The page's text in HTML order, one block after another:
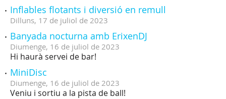
Inflables flotants i diversió en remull
Dilluns, 17 de juliol de 2023
Banyada nocturna amb ErixenDJ
Diumenge, 16 de juliol de 2023
Hi haurà servei de bar!
MiniDisc
Diumenge, 16 de juliol de 2023
Veniu i sortiu a la pista de ball!